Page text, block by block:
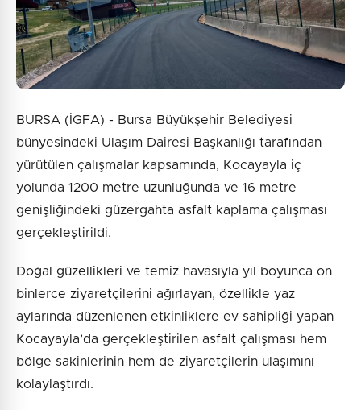
BURSA (İGFA) - Bursa Büyükşehir Belediyesi
bünyesindeki Ulaşım Dairesi Başkanlığı tarafından
yürütülen çalışmalar kapsamında, Kocayayla iç
yolunda 1200 metre uzunluğunda ve 16 metre
genişliğindeki güzergahta asfalt kaplama çalışması
gerçekleştirildi.
Doğal güzellikleri ve temiz havasıyla yıl boyunca on
binlerce ziyaretçilerini ağırlayan, özellikle yaz
aylarında düzenlenen etkinliklere ev sahipliği yapan
Kocayayla’da gerçekleştirilen asfalt çalışması hem
bölge sakinlerinin hem de ziyaretçilerin ulaşımını
kolaylaştırdı.